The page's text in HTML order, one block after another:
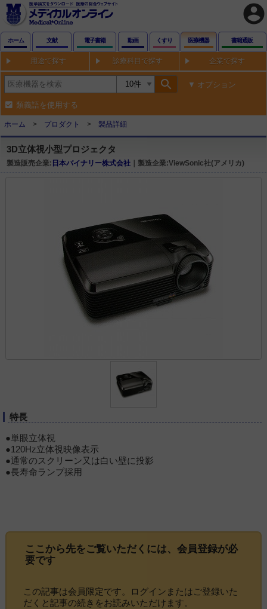
account_circle
ホーム 文献 電子書籍 動画 くすり 医療機器 書籍通販
用途で探す 診療科目で探す 企業で探す
search オプション
類義語を使用する
ホーム プロダクト 製品詳細
3D立体視小型プロジェクタ
製造販売企業: 日本バイナリー株式会社 ｜製造企業:ViewSonic社(アメリカ)
特長
●単眼立体視
●120Hz立体視映像表示
●通常のスクリーン又は白い壁に投影
●長寿命ランプ採用
ここから先をご覧いただくには、 会員登録が必
要です
この記事は会員限定です。ログインまたはご登録いた
だくと記事の続きをお読みいただけます。